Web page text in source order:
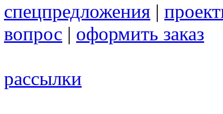
спецпредложения |
вопрос | оформить заказ
рассылки